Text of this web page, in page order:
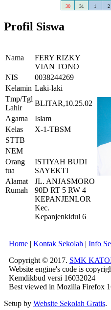
30
31 1 2
Profil Siswa
Nama
FERY RIZKY
VIAN TONO
NIS
0038244269
Kelamin Laki-laki
Tmp/Tgl
Lahir
BLITAR,10.25.02
Agama
Islam
Kelas
X-1-TBSM
STTB
NEM
Orang
tua
ISTIYAH BUDI
SAYEKTI
Alamat
Rumah
JL. ANJASMORO
90D RT 5 RW 4
KEPANJENLOR
Kec.
Kepanjenkidul 6
Home | Kontak Sekolah | Info
Copyright © 2017. SMK
Website engine's code is
Kemdikbud versi 16032024
Best viewed in Mozilla Firefox
Setup by Website Sekolah Gratis.